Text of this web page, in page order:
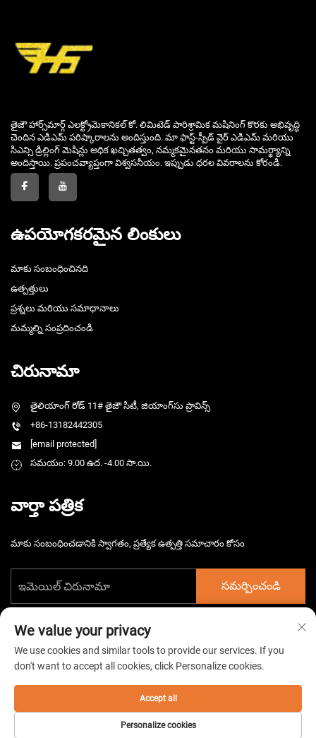
తైజౌ హార్స్‌మార్గ్ ఎలక్ట్రోమెకానికల్ కో. లిమిటెడ్ పారిశ్రామిక మషినింగ్ కొరకు అభివృద్ధి
చెందిన ఎడిఎమ్ పరిష్కారాలను అందిస్తుంది. మా ఫాస్ట్-స్పీడ్ వైర్ ఎడిఎమ్ మరియు
సిఎన్సి డ్రిల్లింగ్ మెషిన్లు అధిక ఖచ్చితత్వం, నమ్మకమైనతనం మరియు సామర్థ్యాన్ని
అందిస్తాయి. ప్రపంచవ్యాప్తంగా విశ్వసనీయం. ఇప్పుడు ధరల వివరాలను కోరండి.
ఉపయోగకరమైన లింకులు
మాకు సంబంధించినది
ఉత్పత్తులు
ప్రశ్నలు మరియు సమాధానాలు
మమ్మల్ని సంప్రదించండి
చిరునామా
తైలియాంగ్ రోడ్ 11# తైజౌ సిటీ, జియాంగ్‌సు ప్రావిన్స్
+86-13182442305
[email protected]
సమయం: 9.00 ఉద. -4.00 సా.యి.
వార్తా పత్రిక
మాకు సంబంధించడానికి స్వాగతం, ప్రత్యేక ఉత్పత్తి సమాచారం కోసం
సమర్పించండి
కాపీరైట్ © 2025 చైనా తైజౌ హార్స్‌మార్గ్ ఎలెక్ట్రోమెకానికల్ కో. లిమిటెడ్. అన్ని హక్కులు
పొందుపరచబడ్డాయి. - గోప్యతా విధానం
We value your privacy
We use cookies and similar tools to provide our services. If you
don't want to accept all cookies, click Personalize cookies.
Personalize cookies
Accept all